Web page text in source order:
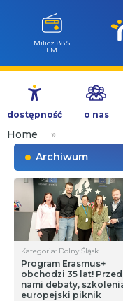
Przejdź
treści
Milicz 88.5
FM
dostępność o nas
Home
»
Archiwum
Kategoria: Dolny Śląsk
Program Erasmus+
obchodzi 35 lat! Przed
nami debaty,
europejski piknik